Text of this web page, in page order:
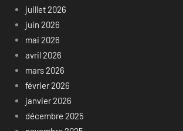
juillet 2026
juin 2026
mai 2026
avril 2026
mars 2026
février 2026
janvier 2026
décembre 2025